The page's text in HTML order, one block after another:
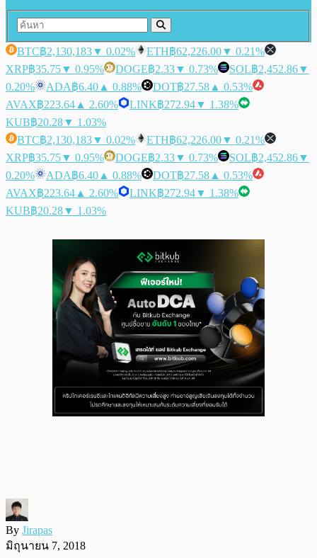
BTC฿2,130,183▼ 0.02% ETH฿62,226.00▼ 0.21%
XRP฿35.75▼ 0.95% DOGE฿2.33▼ 0.73% SOL฿2,452.86▼
0.20%
ADA฿6.40 ▲ 0.88% DOT฿27.58 ▲ 0.53%
AVAX฿223.64 ▲ 2.60% LINK฿272.94▼ 1.38%
KUB฿20.28▼ 1.03%
BTC฿2,130,183▼ 0.02% ETH฿62,226.00▼ 0.21%
XRP฿35.75▼ 0.95% DOGE฿2.33▼ 0.73% SOL฿2,452.86▼
0.20%
ADA฿6.40 ▲ 0.88% DOT฿27.58 ▲ 0.53%
AVAX฿223.64 ▲ 2.60% LINK฿272.94▼ 1.38%
KUB฿20.28▼ 1.03%
By Jirapas
มิถุนายน 7, 2018